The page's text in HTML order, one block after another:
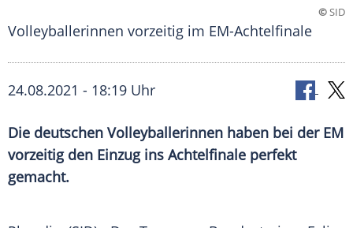
©SID
Volleyballerinnen vorzeitig im EM-Achtelfinale
24.08.2021 - 18:19 Uhr
Die deutschen Volleyballerinnen haben bei der EM
vorzeitig den Einzug ins Achtelfinale perfekt
gemacht.